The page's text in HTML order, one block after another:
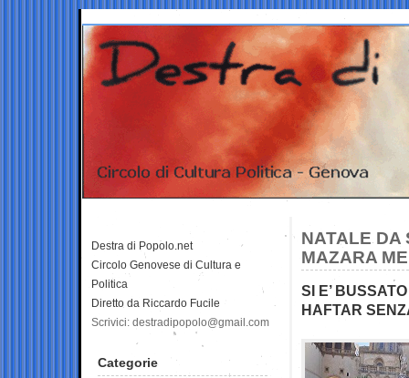
NATALE DA
MAZARA
SI E’
HAFTAR
Destra di Popolo.net
Circolo Genovese di Cultura e
Politica
Diretto da Riccardo Fucile
Scrivici: destradipopolo@gmail.com
Categorie